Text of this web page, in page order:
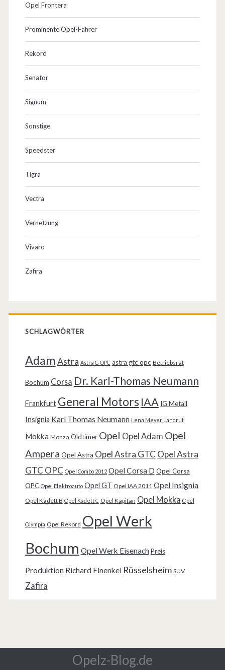
Opel Frontera
Prominente Opel-Fahrer
Rekord
Senator
Signum
Sonstige
Speedster
Tigra
Vectra
Vernetzung
Vivaro
Zafira
SCHLAGWÖRTER
AdamAstra Astra G OPC astra gtc opc Betriebsrat
Bochum Corsa Dr. Karl-Thomas Neumann
Frankfurt General Motors IAA IG Metall
Insignia Karl Thomas Neumann Lena Meyer Landrut
Mokka Monza Oldtimer Opel Opel Adam Opel
Ampera Opel Astra Opel Astra GTC Opel Astra
GTC OPC Opel Combo 2012 Opel Corsa D Opel Corsa
OPC Opel Elektroauto Opel GT Opel IAA 2011 Opel Insignia
Opel Kadett B Opel Kadett C Opel Kapitän Opel Mokka Opel
Olympia Opel Rekord Opel Werk
Bochum Opel Werk Eisenach Preis
Produktion Richard Einenkel Rüsselsheim SUV
Zafira
Opelz-Blog.de